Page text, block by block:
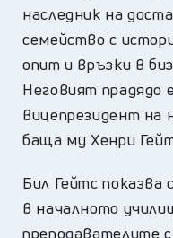
наследник на
семейство с
опит и връзки в
Неговият прадядо
вицепрезидент на
баща му Хенри
Бил Гейтс
в началното
преподавателите